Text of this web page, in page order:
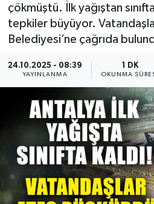
çökmüştü. İlk yağıştan
tepkiler büyüyor.
Belediyesi’ne çağrıda
24.10.2025 - 08:39
YAYINLANMA
1 DK
OKUNMA
Genel
Güncel
Kültür & Sanat
Magazin
Resmi İlan
Son Dakika Haberleri